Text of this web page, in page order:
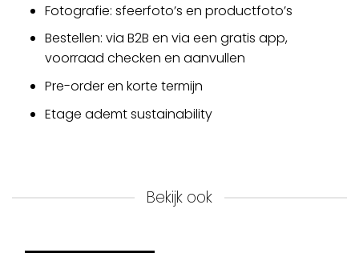
Fotografie: sfeerfoto’s en productfoto’s
Bestellen: via B2B en via een gratis app,
voorraad checken en aanvullen
Pre-order en korte termijn
Etage ademt sustainability
Bekijk ook